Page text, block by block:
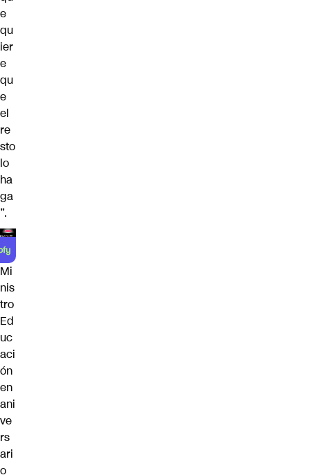
e
qu
ier
e
qu
e
el
re
sto
lo
ha
ga
”.
Mi
nis
tro
Ed
uc
aci
ón
en
ani
ve
rs
ari
o